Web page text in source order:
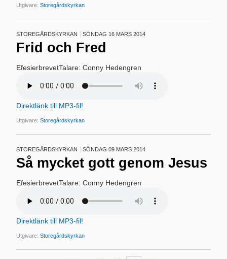
Utgivare:Storegårdskyrkan
STOREGÅRDSKYRKAN SÖNDAG 16 MARS 2014
Frid och Fred
EfesierbrevetTalare: Conny Hedengren
Direktlänk till MP3-fil!
Utgivare:Storegårdskyrkan
STOREGÅRDSKYRKAN SÖNDAG 09 MARS 2014
Så mycket gott genom Jesus
EfesierbrevetTalare: Conny Hedengren
Direktlänk till MP3-fil!
Utgivare:Storegårdskyrkan